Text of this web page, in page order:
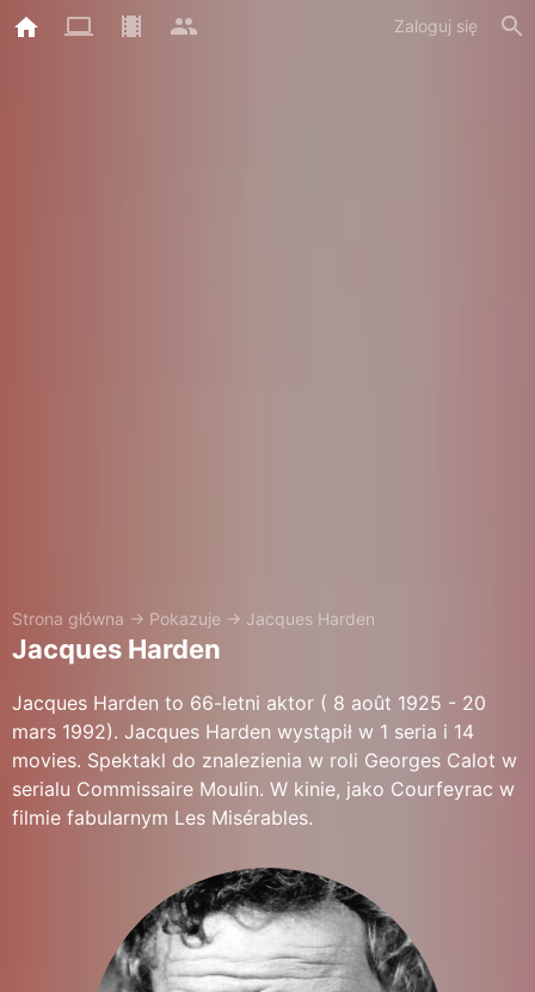
Zaloguj się
Strona główna → Pokazuje → Jacques Harden
Jacques Harden
Jacques Harden to 66-letni aktor ( 8 août 1925 - 20
mars 1992). Jacques Harden wystąpił w 1 seria i 14
movies. Spektakl do znalezienia w roli Georges Calot w
serialu Commissaire Moulin. W kinie, jako Courfeyrac w
filmie fabularnym Les Misérables.